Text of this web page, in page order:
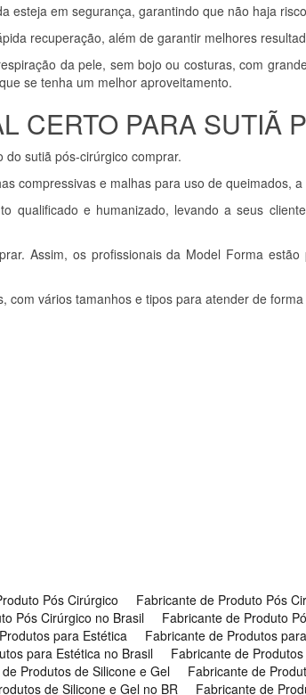
esteja em segurança, garantindo que não haja
recuperação, além de garantir melhores
da pele, sem bojo ou costuras, com
se tenha um melhor aproveitamento.
CERTO PARA SUTIÃ
sutiã pós-cirúrgico comprar.
compressivas e malhas para uso de queimados,
qualificado e humanizado, levando a seus
Assim, os profissionais da Model Forma
vários tamanhos e tipos para atender de
Pós Cirúrgico Fabricante de Produto Pós
Pós Cirúrgico no Brasil
Fabricante de Produto
para Estética Fabricante de Produtos
para Estética no Brasil
Fabricante de
Produtos de Silicone e Gel
Fabricante de
de Silicone e Gel no BR Fabricante de